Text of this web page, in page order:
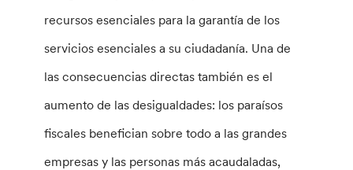
recursos esenciales para la garantía de los
servicios esenciales a su ciudadanía. Una de
las consecuencias directas también es el
aumento de las desigualdades: los paraísos
fiscales benefician sobre todo a las grandes
empresas y las personas más acaudaladas,